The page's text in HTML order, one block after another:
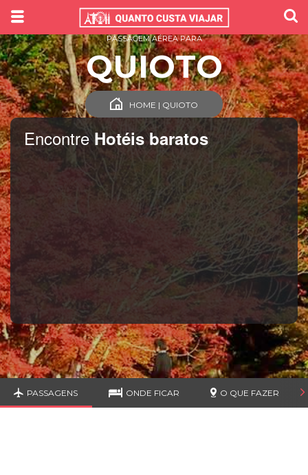
EncontreHotéis baratos
PASSAGEM AÉREA PARA
QUIOTO
HOME | QUIOTO
PASSAGENS ONDE FICAR O QUE FAZER